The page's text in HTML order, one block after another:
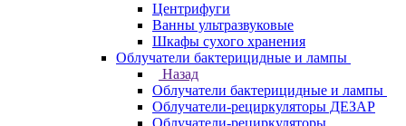
Центрифуги
Ванны ультразвуковые
Шкафы сухого хранения
Облучатели бактерицидные и лампы
Назад
Облучатели бактерицидные и лампы
Облучатели-рециркуляторы ДЕЗАР
Облучатели-рециркуляторы